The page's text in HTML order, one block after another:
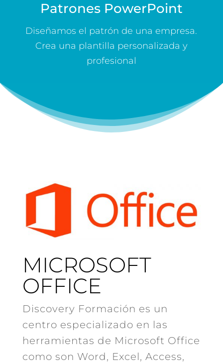
Patrones PowerPoint
Diseñamos el patrón de una empresa.
Crea una plantilla personalizada y
profesional
MICROSOFT
OFFICE
Discovery Formación es un
centro especializado en las
herramientas de Microsoft Office
como son Word, Excel, Access,